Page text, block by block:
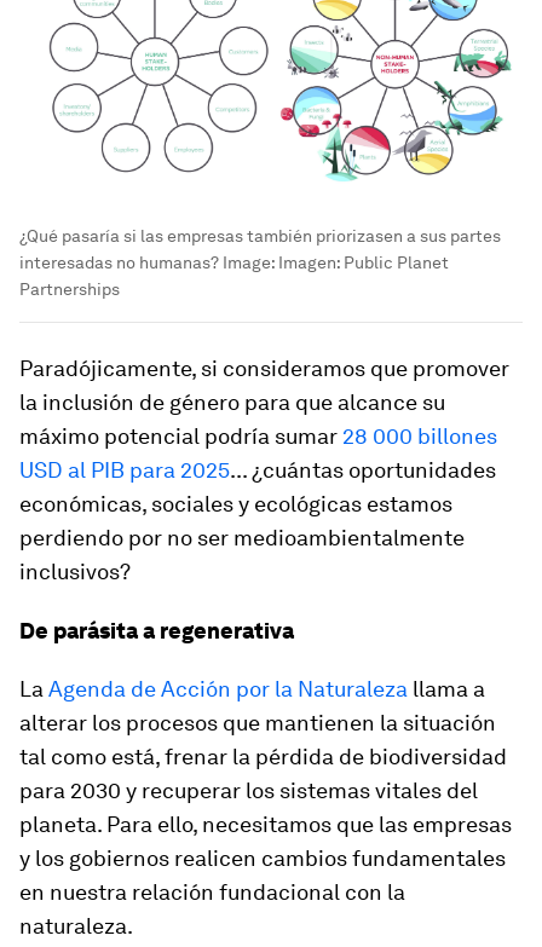
¿Qué pasaría si las empresas también priorizasen a sus partes
interesadas no humanas? Image: Imagen: Public Planet
Partnerships
Paradójicamente, si consideramos que promover
la inclusión de género para que alcance su
máximo potencial podría sumar 28 000 billones
USD al PIB para 2025... ¿cuántas oportunidades
económicas, sociales y ecológicas estamos
perdiendo por no ser medioambientalmente
inclusivos?
De parásita a regenerativa
La Agenda de Acción por la Naturaleza llama a
alterar los procesos que mantienen la situación
tal como está, frenar la pérdida de biodiversidad
para 2030 y recuperar los sistemas vitales del
planeta. Para ello, necesitamos que las empresas
y los gobiernos realicen cambios fundamentales
en nuestra relación fundacional con la
naturaleza.